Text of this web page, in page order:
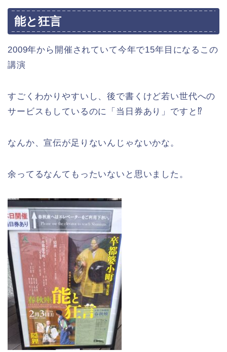
能と狂言
2009年から開催されていて今年で15年目になるこの
講演
すごくわかりやすいし、後で書くけど若い世代への
サービスもしているのに「当日券あり」ですと⁉
なんか、宣伝が足りないんじゃないかな。
余ってるなんてもったいないと思いました。